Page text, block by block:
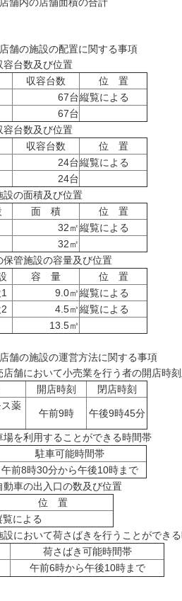
の施設の配置に関する事項
台数及び位置
収容台数
位 置
67台縦覧による
67台
容台数及び位置
収容台数
位 置
24台縦覧による
24台
の面積及び位置
面 積
位 置
32㎡縦覧による
32㎡
管施設の容量及び位置
容 量
位 置
9.0㎥縦覧による
4.5㎥縦覧による
13.5㎥
の施設の運営方法に関する事項
舗において小売業を行う者の開店時刻
開店時刻
閉店時刻
薬
午前9時 午後9時45分
を利用することができる時間帯
駐車可能時間帯
午前8時30分から午後10時まで
車の出入口の数及び位置
位 置
覧による
において荷さばきを行うことができ
荷さばき可能時間帯
午前6時から午後10時まで